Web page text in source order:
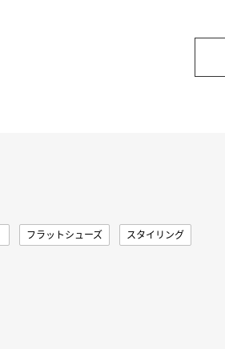
フラットシューズ スタイリング